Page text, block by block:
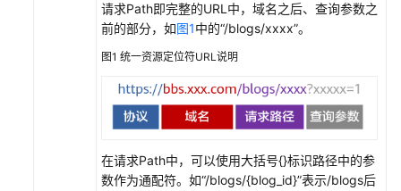
请求Path即完整的URL中，域名之后、查询参数之
前的部分，如图1中的“/blogs/xxxx”。
图1 统一资源定位符URL说明
在请求Path中，可以使用大括号{}标识路径中的参
数作为通配符。如“/blogs/{blog_id}”表示/blogs后